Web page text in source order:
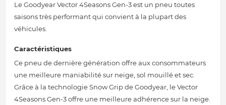
Le Goodyear Vector 4Seasons Gen-3 est un pneu toutes
saisons très performant qui convient à la plupart des
véhicules.
Caractéristiques
Ce pneu de dernière génération offre aux consommateurs
une meilleure maniabilité sur neige, sol mouillé et sec.
Grâce à la technologie Snow Grip de Goodyear, le Vector
4Seasons Gen-3 offre une meilleure adhérence sur la neige.